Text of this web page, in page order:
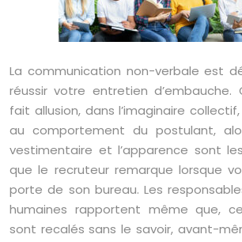
La communication non-verbale est
réussir votre entretien d’embauche.
fait allusion, dans l’imaginaire
au comportement du postulant,
vestimentaire et l’apparence sont
que le recruteur remarque lorsque
porte de son bureau. Les
humaines rapportent même que,
sont recalés sans le savoir, avant-